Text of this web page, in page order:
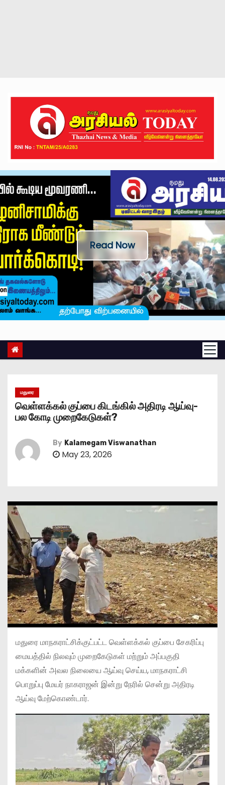
Read Now
மதுரை
வெள்ளக்கல் குப்பை கிடங்கில் அதிரடி ஆய்வு-
பல கோடி முறைகேடுகள்?
By Kalamegam Viswanathan
May 23, 2026
மதுரை மாநகராட்சிக்குட்பட்ட வெள்ளக்கல் குப்பை சேகரிப்பு
மையத்தில் நிலவும் முறைகேடுகள் மற்றும் அப்பகுதி
மக்களின் அவல நிலையை ஆய்வு செய்ய, மாநகராட்சி
பொறுப்பு மேயர் நாகராஜன் இன்று நேரில் சென்று அதிரடி
ஆய்வு மேற்கொண்டார்.